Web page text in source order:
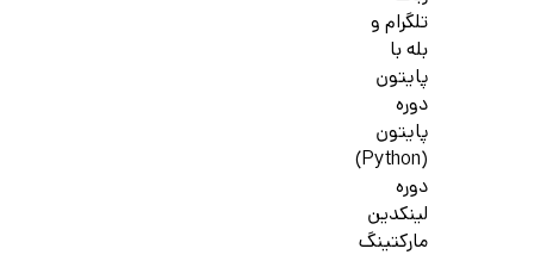
تلگرام و
بله با
پایتون
دوره
پایتون
(Python)
دوره
لینکدین
مارکتینگ